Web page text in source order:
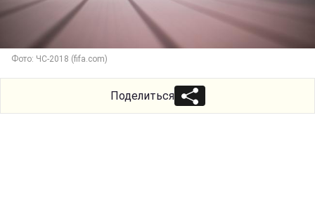
Фото: ЧС-2018 (fifa.com)
Поделиться